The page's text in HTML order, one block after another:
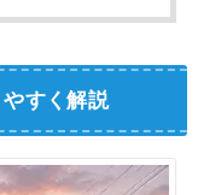
すく解説